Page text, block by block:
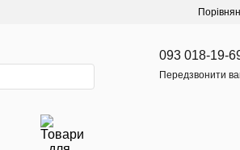
093 018-19-
Передзвонити